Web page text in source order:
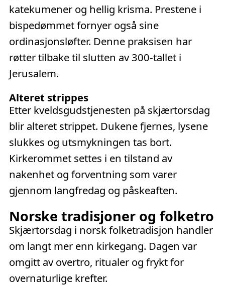
katekumener og hellig krisma. Prestene i
bispedømmet fornyer også sine
ordinasjonsløfter. Denne praksisen har
røtter tilbake til slutten av 300-tallet i
Jerusalem.
Alteret strippes
Etter kveldsgudstjenesten på skjærtorsdag
blir alteret strippet. Dukene fjernes, lysene
slukkes og utsmykningen tas bort.
Kirkerommet settes i en tilstand av
nakenhet og forventning som varer
gjennom langfredag og påskeaften.
Norske tradisjoner og folketro
Skjærtorsdag i norsk folketradisjon handler
om langt mer enn kirkegang. Dagen var
omgitt av overtro, ritualer og frykt for
overnaturlige krefter.